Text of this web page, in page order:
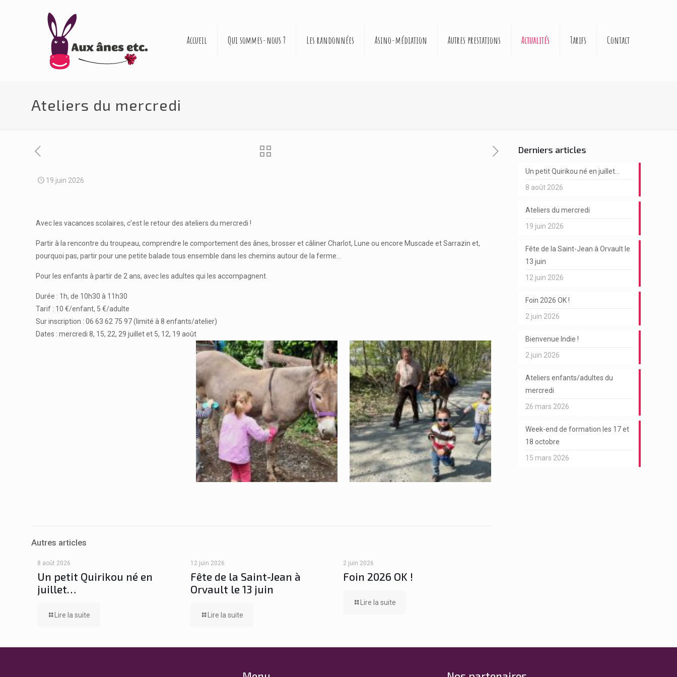
Accueil Qui sommes-nous ? Les randonnées Asino-médiation Autres prestations Actualités Tarifs Contact
Ateliers du mercredi
19 juin 2026
Avec les vacances scolaires, c’est le retour des ateliers du mercredi !
Partir à la rencontre du troupeau, comprendre le comportement des ânes, brosser et câliner Charlot, Lune ou encore Muscade et Sarrazin et,
pourquoi pas, partir pour une petite balade tous ensemble dans les chemins autour de la ferme…
Pour les enfants à partir de 2 ans, avec les adultes qui les accompagnent.
Durée : 1h, de 10h30 à 11h30
Tarif : 10 €/enfant, 5 €/adulte
Sur inscription : 06 63 62 75 97 (limité à 8 enfants/atelier)
Dates : mercredi 8, 15, 22, 29 juillet et 5, 12, 19 août
Autres articles
8 août 2026
Un petit Quirikou né en
juillet…
Lire la suite
12 juin 2026
Fête de la Saint-Jean à
Orvault le 13 juin
Lire la suite
2 juin 2026
Foin 2026 OK !
Lire la suite
Derniers articles
Un petit Quirikou né en juillet…
8 août 2026
Ateliers du mercredi
19 juin 2026
Fête de la Saint-Jean à Orvault le
13 juin
12 juin 2026
Foin 2026 OK !
2 juin 2026
Bienvenue Indie !
2 juin 2026
Ateliers enfants/adultes du
mercredi
26 mars 2026
Week-end de formation les 17 et
18 octobre
15 mars 2026